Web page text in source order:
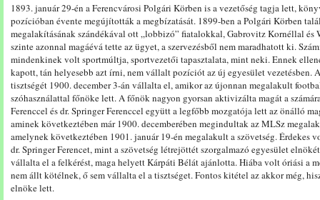
1893. január 29-én a Ferencvárosi Polgári Körben is a vezetőség tagja lett,
pozícióban évente megújították a megbízatását. 1899-ben a Polgári Körben
megalakításának szándékával ott „lobbizó” fiatalokkal, Gabrovitz Kornéllal és
szinte azonnal magáévá tette az ügyet, a szervezésből nem maradhatott ki.
mindenkinek volt sportmúltja, sportvezetői tapasztalata, mint neki. Ennek
kapott, tán helyesebb azt írni, nem vállalt pozíciót az új egyesület vezetésben.
tisztségét 1900. december 3-án vállalta el, amikor az újonnan megalakult
szóhasználattal főnöke lett. A főnök nagyon gyorsan aktivizálta magát a
Ferenccel és dr. Springer Ferenccel együtt a legfőbb mozgatója lett az önálló
aminek következtében már 1900. decemberében megindultak az MLSz
amelynek következtében 1901. január 19-én megalakult a szövetség. Érdekes
dr. Springer Ferencet, mint a szövetség létrejöttét szorgalmazó egyesület
vállalta el a felkérést, maga helyett Kárpáti Bélát ajánlotta. Hiába volt óriási a
nem állt kötélnek, ő sem vállalta el a tisztséget. Fontos kitétel az akkor még,
elnöke lett.